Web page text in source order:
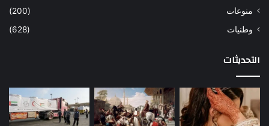
منوعات
(200)
وطنيات
(628)
التحديثات